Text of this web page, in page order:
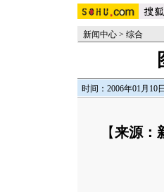
新闻中心 > 综合
时间：2006年01月10
【来源：